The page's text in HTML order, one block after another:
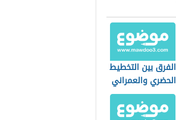
الفرق بين التخطيط
الحضري والعمراني